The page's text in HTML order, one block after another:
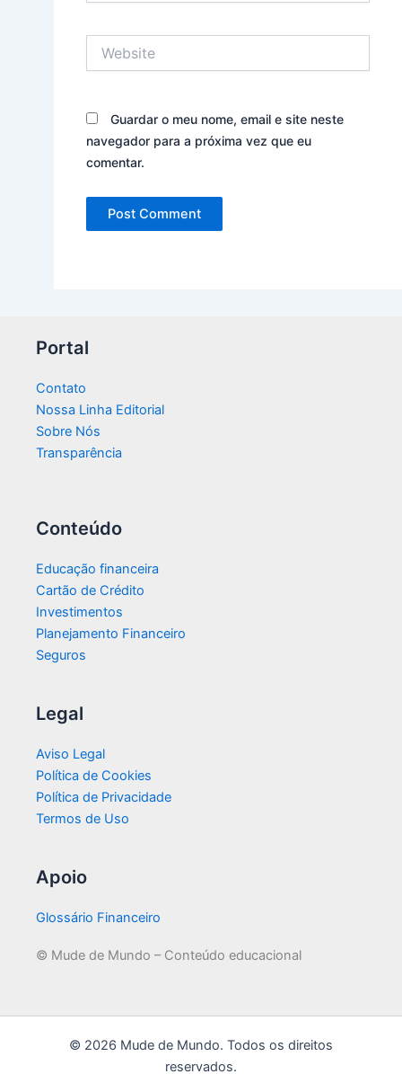
Guardar o meu nome, email e site neste
navegador para a próxima vez que eu
comentar.
Portal
Contato
Nossa Linha Editorial
Sobre Nós
Transparência​
Conteúdo
Educação financeira
Cartão de Crédito
Investimentos
Planejamento Financeiro
Seguros
Legal
Aviso Legal
Política de Cookies
Política de Privacidade
Termos de Uso
Apoio
Glossário Financeiro
© Mude de Mundo – Conteúdo educacional
© 2026 Mude de Mundo. Todos os direitos
reservados.